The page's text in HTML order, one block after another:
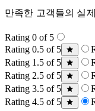
만족한 고객들의 실
Rating 0 of 5
Rating 0.5 of 5
Rating 1.5 of 5
Rating 2.5 of 5
Rating 3.5 of 5
Rating 4.5 of 5